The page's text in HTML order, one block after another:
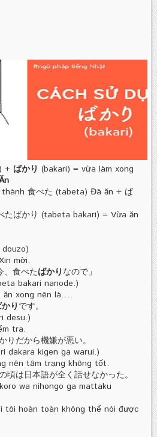
+ ばかり (bakari) = vừa làm xong
食べた (tabeta) Đã ăn + ば
たばかり (tabeta bakari) = Vừa ăn
mời.
、食べたばかり なので」
bakari nanode.)
ăn xong nên là….
りです。
desu.)
tra.
だから機嫌が悪い。
dakara kigen ga warui.)
nên tâm trạng không tốt.
頃は日本語が全く話せなかった。
wa nihongo ga mattaku
tôi hoàn toàn không thể nói được